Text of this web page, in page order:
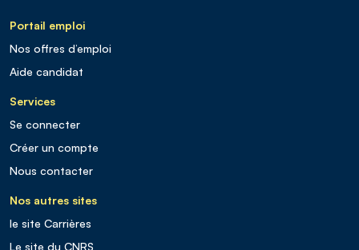
Portail emploi
Nos offres d’emploi
Aide candidat
Services
Se connecter
Créer un compte
Nous contacter
Nos autres sites
le site Carrières
Le site du CNRS